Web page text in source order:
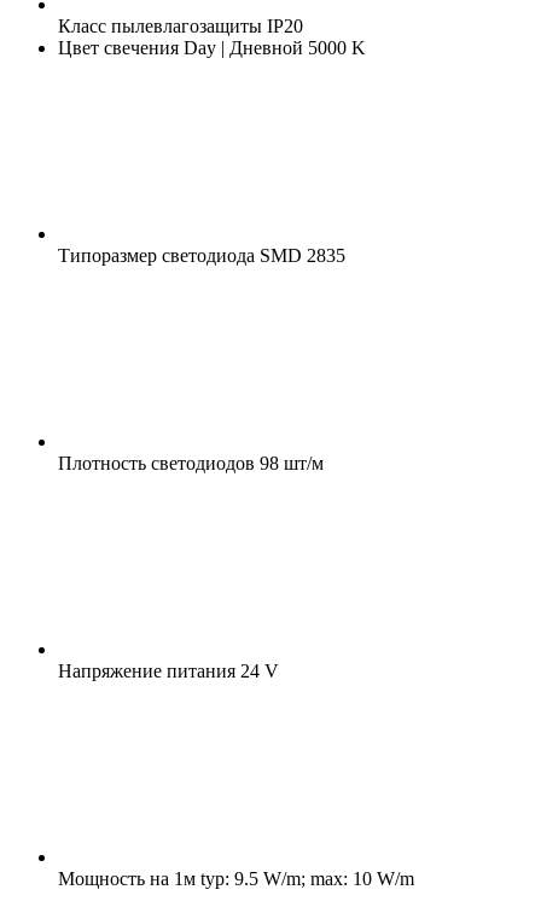
Класс пылевлагозащиты IP20
Цвет свечения Day | Дневной 5000 K
Типоразмер светодиода SMD 2835
Плотность светодиодов 98 шт/м
Напряжение питания 24 V
Мощность на 1м typ: 9.5 W/m; max: 10 W/m